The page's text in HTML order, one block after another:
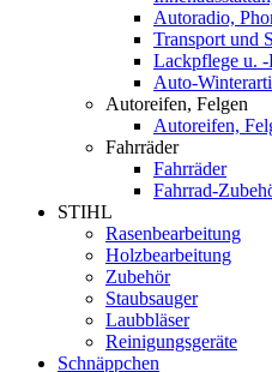
Autoradio,
Transport und
Lackpflege u. -
Auto-
Autoreifen, Felgen
Autoreifen,
Fahrräder
Fahrräder
Fahrrad-
STIHL
Rasenbearbeitung
Holzbearbeitung
Zubehör
Staubsauger
Laubbläser
Reinigungsgeräte
Schnäppchen